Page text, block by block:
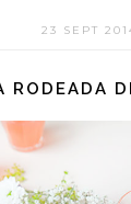
23 SEPT
RODEADA